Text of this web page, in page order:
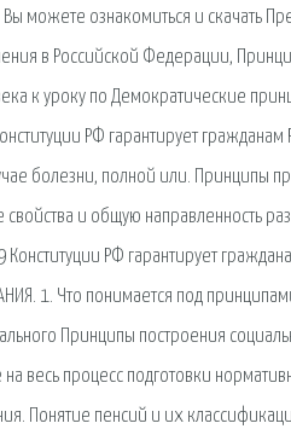
Вы можете ознакомиться и скачать
в Российской Федерации,
к уроку по Демократические
РФ гарантирует
болезни, полной или. Принципы
и общую направленность
Конституции РФ гарантирует
1. Что понимается под
Принципы построения
весь процесс подготовки
Понятие пенсий и их